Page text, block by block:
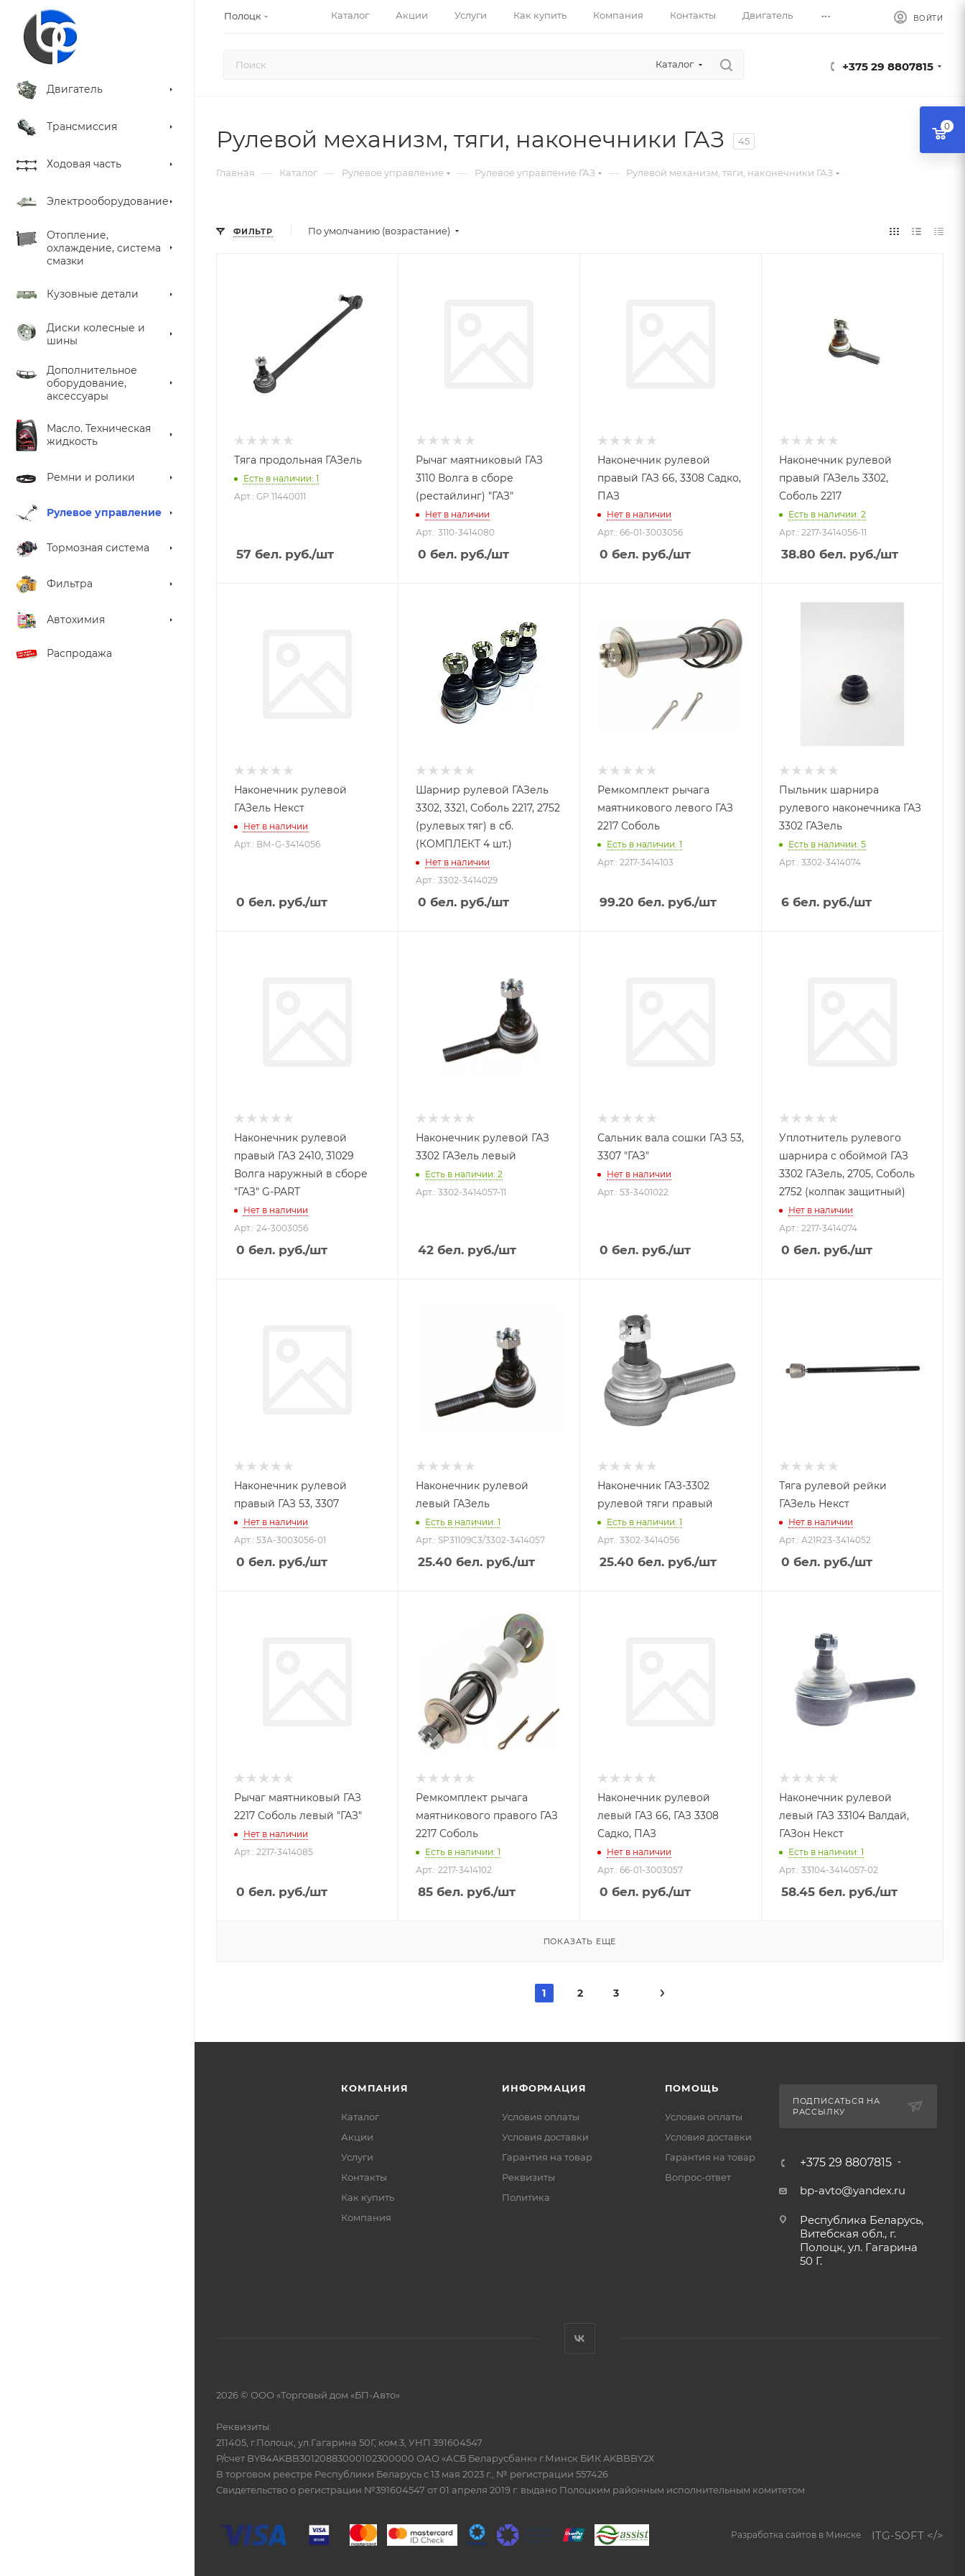
Полоцк Каталог Акции Услуги Как купить Компания Контакты Двигатель ... ВОЙТИ
Каталог +375 29 8807815
Двигатель
Трансмиссия
Ходовая часть
Электрооборудование
Отопление,
охлаждение, система
смазки
Кузовные детали
Диски колесные и
шины
Дополнительное
оборудование,
аксессуары
Масло. Техническая
жидкость
Ремни и ролики
Рулевое управление
Тормозная система
Фильтра
Автохимия
Распродажа
Рулевой механизм, тяги, наконечники ГАЗ 45
Главная — Каталог — Рулевое управление — Рулевое управление ГАЗ — Рулевой механизм, тяги, наконечники ГАЗ
ФИЛЬТР По умолчанию (возрастание)
Тяга продольная ГАЗель
Есть в наличии: 1
Арт.: GP.11440011
57 бел. руб./шт
Рычаг маятниковый ГАЗ
3110 Волга в сборе
(рестайлинг) "ГАЗ"
Нет в наличии
Арт.: 3110-3414080
0 бел. руб./шт
Наконечник рулевой
правый ГАЗ 66, 3308 Садко,
ПАЗ
Нет в наличии
Арт.: 66-01-3003056
0 бел. руб./шт
Наконечник рулевой
правый ГАЗель 3302,
Соболь 2217
Есть в наличии: 2
Арт.: 2217-3414056-11
38.80 бел. руб./шт
Наконечник рулевой
ГАЗель Некст
Нет в наличии
Арт.: ВМ-G-3414056
0 бел. руб./шт
Шарнир рулевой ГАЗель
3302, 3321, Соболь 2217, 2752
(рулевых тяг) в сб.
(КОМПЛЕКТ 4 шт.)
Нет в наличии
Арт.: 3302-3414029
0 бел. руб./шт
Ремкомплект рычага
маятникового левого ГАЗ
2217 Соболь
Есть в наличии: 1
Арт.: 2217-3414103
99.20 бел. руб./шт
Пыльник шарнира
рулевого наконечника ГАЗ
3302 ГАЗель
Есть в наличии: 5
Арт.: 3302-3414074
6 бел. руб./шт
Наконечник рулевой
правый ГАЗ 2410, 31029
Волга наружный в сборе
"ГАЗ" G-PART
Нет в наличии
Арт.: 24-3003056
0 бел. руб./шт
Наконечник рулевой ГАЗ
3302 ГАЗель левый
Есть в наличии: 2
Арт.: 3302-3414057-11
42 бел. руб./шт
Сальник вала сошки ГАЗ 53,
3307 "ГАЗ"
Нет в наличии
Арт.: 53-3401022
0 бел. руб./шт
Уплотнитель рулевого
шарнира с обоймой ГАЗ
3302 ГАЗель, 2705, Соболь
2752 (колпак защитный)
Нет в наличии
Арт.: 2217-3414074
0 бел. руб./шт
Наконечник рулевой
правый ГАЗ 53, 3307
Нет в наличии
Арт.: 53А-3003056-01
0 бел. руб./шт
Наконечник рулевой
левый ГАЗель
Есть в наличии: 1
Арт.: SP31109С3/3302-3414057
25.40 бел. руб./шт
Наконечник ГАЗ-3302
рулевой тяги правый
Есть в наличии: 1
Арт.: 3302-3414056
25.40 бел. руб./шт
Тяга рулевой рейки
ГАЗель Некст
Нет в наличии
Арт.: А21R23-3414052
0 бел. руб./шт
Рычаг маятниковый ГАЗ
2217 Соболь левый "ГАЗ"
Нет в наличии
Арт.: 2217-3414085
0 бел. руб./шт
Ремкомплект рычага
маятникового правого ГАЗ
2217 Соболь
Есть в наличии: 1
Арт.: 2217-3414102
85 бел. руб./шт
Наконечник рулевой
левый ГАЗ 66, ГАЗ 3308
Садко, ПАЗ
Нет в наличии
Арт.: 66-01-3003057
0 бел. руб./шт
Наконечник рулевой
левый ГАЗ 33104 Валдай,
ГАЗон Некст
Есть в наличии: 1
Арт.: 33104-3414057-02
58.45 бел. руб./шт
ПОКАЗАТЬ ЕЩЕ
1 2 3
КОМПАНИЯ
Каталог
Акции
Услуги
Контакты
Как купить
Компания
ИНФОРМАЦИЯ
Условия оплаты
Условия доставки
Гарантия на товар
Реквизиты
Политика
ПОМОЩЬ
Условия оплаты
Условия доставки
Гарантия на товар
Вопрос-ответ
ПОДПИСАТЬСЯ НА
РАССЫЛКУ
+375 29 8807815
bp-avto@yandex.ru
Республика Беларусь,
Витебская обл., г.
Полоцк, ул. Гагарина
50 Г.
2026 © ООО «Торговый дом «БП-Авто»
Реквизиты:
211405, г.Полоцк, ул.Гагарина 50Г, ком.3, УНП 391604547
Р/счет BY84AKBB30120883000102300000 ОАО «АСБ Беларусбанк» г.Минск БИК AKBBBY2Х
В торговом реестре Республики Беларусь с 13 мая 2023 г., № регистрации 557426
Свидетельство о регистрации №391604547 от 01 апреля 2019 г. выдано Полоцким районным исполнительным комитетом
Разработка сайтов в Минске ITG-SOFT </>
0